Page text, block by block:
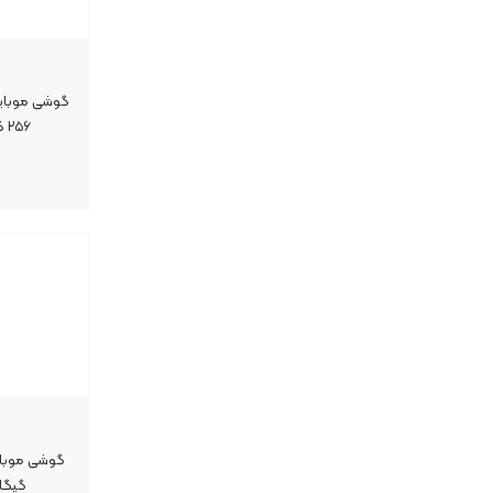
۲۵۶ گیگابایت رم ۸ گیگابایت | ۴G